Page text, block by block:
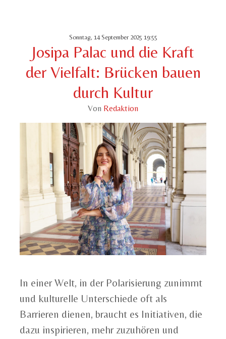
Sonntag, 14 September 2025 19:55
Josipa Palac und die Kraft
der Vielfalt: Brücken bauen
durch Kultur
Von Redaktion
In einer Welt, in der Polarisierung zunimmt
und kulturelle Unterschiede oft als
Barrieren dienen, braucht es Initiativen, die
dazu inspirieren, mehr zuzuhören und